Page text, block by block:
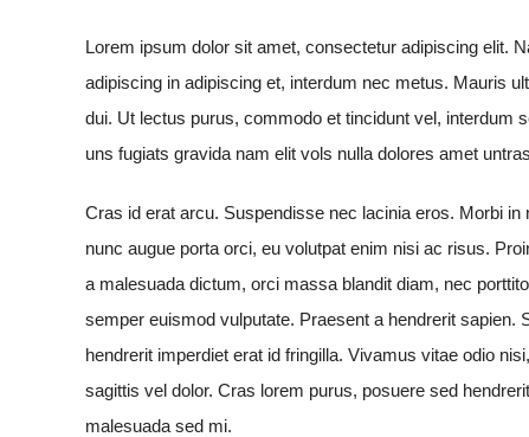
Lorem ipsum dolor sit amet, consectetur adipiscing elit.
adipiscing in adipiscing et, interdum nec metus. Mauris
dui. Ut lectus purus, commodo et tincidunt vel, interdum
uns fugiats gravida nam elit vols nulla dolores amet
Cras id erat arcu. Suspendisse nec lacinia eros. Morbi
nunc augue porta orci, eu volutpat enim nisi ac risus.
a malesuada dictum, orci massa blandit diam, nec
semper euismod vulputate. Praesent a hendrerit
hendrerit imperdiet erat id fringilla. Vivamus vitae odio
sagittis vel dolor. Cras lorem purus, posuere sed
malesuada sed mi.